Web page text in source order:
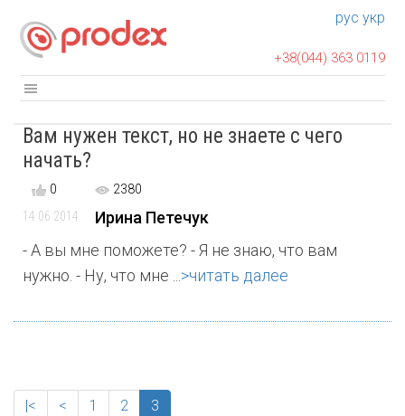
рус укр
+38(044) 363 0119
Вам нужен текст, но не знаете с чего
начать?
0
2380
14 06 2014
Ирина Петечук
- А вы мне поможете? - Я не знаю, что вам
нужно. - Ну, что мне ... >читать далее
|< < 1 2 3